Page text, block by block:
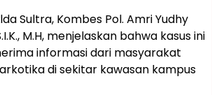
Sultra, Kombes Pol. Amri Yudhy
M.H, menjelaskan bahwa kasus ini
informasi dari masyarakat
di sekitar kawasan kampus